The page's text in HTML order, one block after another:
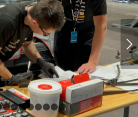
Next
1 2 3 4 5 6 7 8 9 10